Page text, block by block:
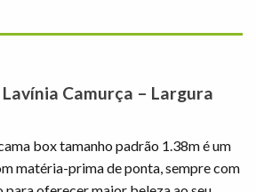
Camurça – Largura
box tamanho padrão 1.38m é um
matéria-prima de ponta, sempre com